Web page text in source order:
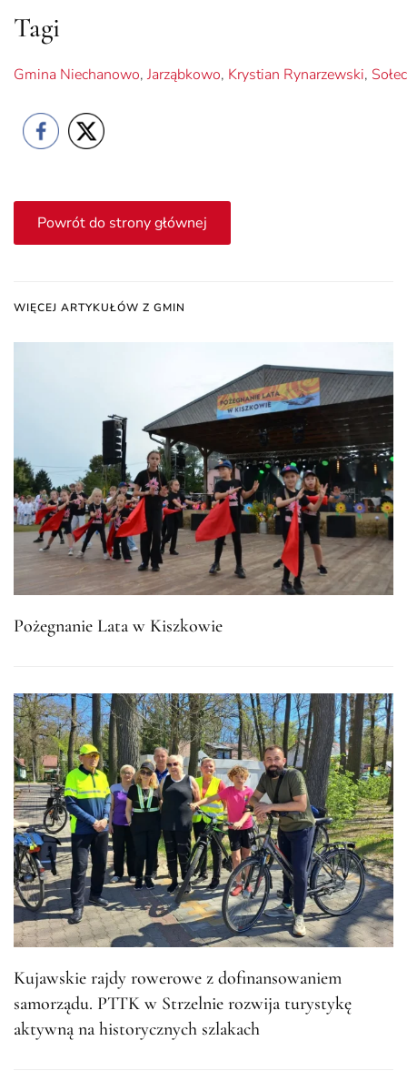
Tagi
Gmina Niechanowo, Jarząbkowo, Krystian Rynarzewski,
Powrót do strony głównej
WIĘCEJ ARTYKUŁÓW Z GMIN
Pożegnanie Lata w Kiszkowie
Kujawskie rajdy rowerowe z dofinansowaniem
samorządu. PTTK w Strzelnie rozwija turystykę
aktywną na historycznych szlakach